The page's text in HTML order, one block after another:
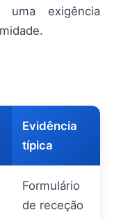
exigência
Evidência
típica
Formulário
de receção